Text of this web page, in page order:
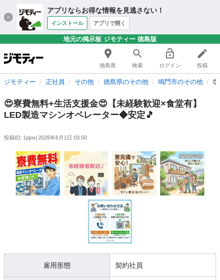
アプリならお得な情報を見逃さない！
インストール アプリで開く
地元の掲示板 ジモティー 徳島版
徳島県 検索 ログイン 投稿
ジモティー 正社員 その他 徳島県のその他 鳴門市のその他
😍寮費無料+生活支援金😍【未経験歓迎×食堂有】
LED製造マシンオペレーター◆安定🎵
投稿ID: 1pjoxj 2026年6月1日 03:50
雇用形態 契約社員